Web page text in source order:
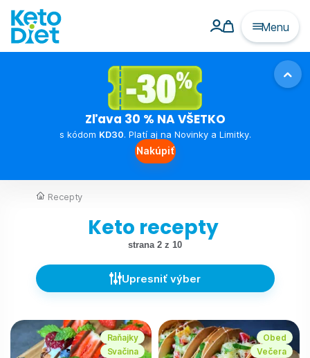
Menu
Zľava 30 % NA VŠETKO
s kódom KD30. Platí aj na Novinky a Limitky.
Nakúpiť
Recepty
Keto recepty
strana 2 z 10
Upresniť výber
Raňajky
Svačina
Obed
Večera